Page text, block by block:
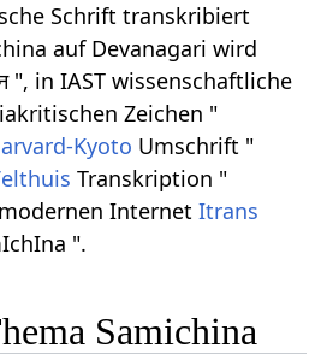
Schrift transkribiert
auf Devanagari wird
", in IAST wissenschaftliche
Zeichen "
Kyoto Umschrift "
Transkription "
InternetItrans
".
Samichina